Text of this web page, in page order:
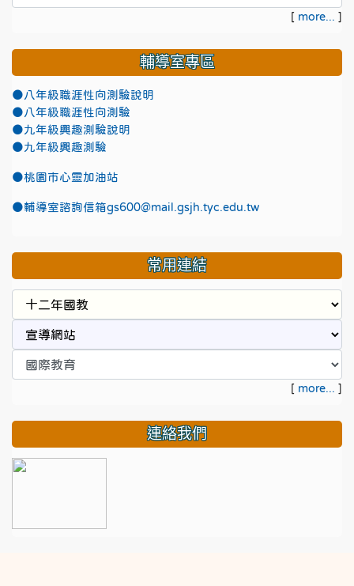
[ more... ]
輔導室專區
●八年級職涯性向測驗說明
●八年級職涯性向測驗
●九年級興趣測驗說明
●九年級興趣測驗
●桃園市心靈加油站
●輔導室諮詢信箱gs600@mail.gsjh.tyc.edu.tw
常用連結
[ more... ]
連絡我們